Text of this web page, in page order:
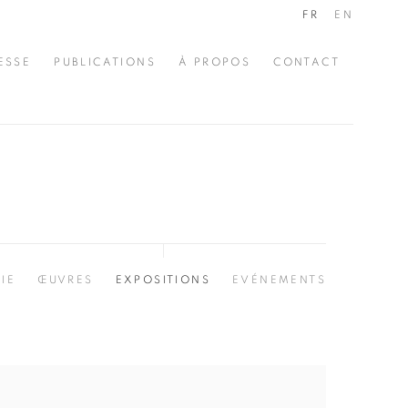
PUBLICATIONS À PROPOS CONTACT
FR EN
ŒUVRES EXPOSITIONS EVÉNEMENTS